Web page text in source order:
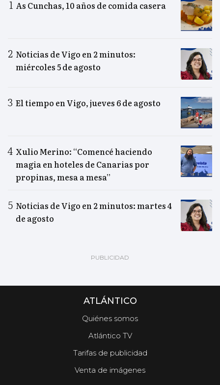
As Cunchas, 10 años de comida casera
Noticias de Vigo en 2 minutos:
miércoles 5 de agosto
El tiempo en Vigo, jueves 6 de agosto
Xulio Merino: “Comencé haciendo
magia en hoteles de Canarias por
propinas, mesa a mesa”
Noticias de Vigo en 2 minutos: martes 4
de agosto
ATLÁNTICO
Quiénes somos
Atlántico TV
Tarifas de publicidad
Venta de imágenes